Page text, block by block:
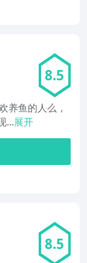
8.5
养鱼的人么，
...展开
8.5